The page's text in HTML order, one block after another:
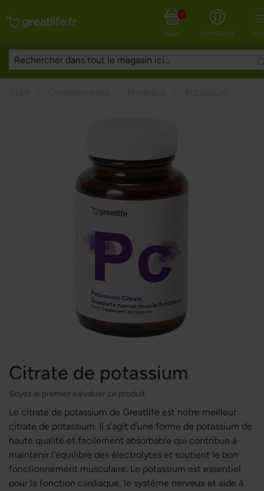
CONNEXION
PANIER
0
Citrate de potassium
Soyez le premier à évaluer ce produit
Le citrate de potassium de Greatlife est notre meilleur
citrate de potassium. Il s'agit d'une forme de potassium de
haute qualité et facilement absorbable qui contribue à
maintenir l'équilibre des électrolytes et soutient le bon
fonctionnement musculaire. Le potassium est essentiel
pour la fonction cardiaque, le système nerveux et aide à